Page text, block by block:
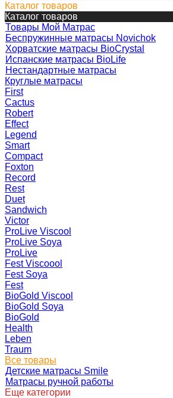
Каталог товаров
Каталог товаров
Товары Мой Матрас
Беспружинные матрасы Novichok
Хорватские матрасы BioCrystal
Испанские матрасы BioLife
Нестандартные матрасы
Круглые матрасы
First
Cactus
Robert
Effect
Legend
Smart
Compact
Foxton
Record
Rest
Duet
Sandwich
Victor
ProLive Viscool
ProLive Soya
ProLive
Fest Viscoool
Fest Soya
Fest
BioGold Viscool
BioGold Soya
BioGold
Health
Leben
Traum
Все товары
Детские матрасы Smile
Матрасы ручной работы
Еще категории